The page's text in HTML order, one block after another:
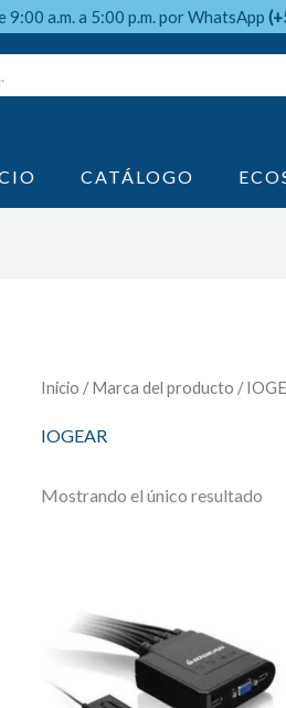
a.m. a 5:00 p.m. por WhatsApp
CATÁLOGO
Inicio / Marca del producto /
IOGEAR
Mostrando el único resultado